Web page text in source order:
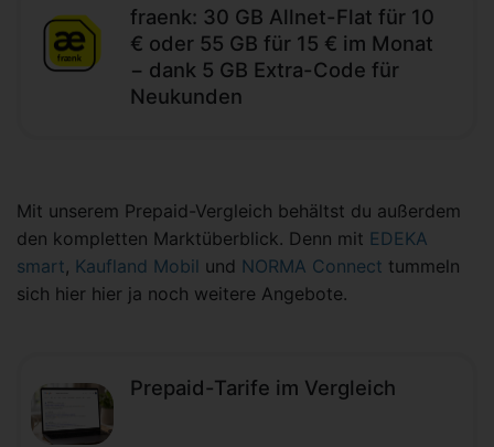
fraenk: 30 GB Allnet-Flat für 10
€ oder 55 GB für 15 € im Monat
− dank 5 GB Extra-Code für
Neukunden
Mit unserem Prepaid-Vergleich behältst du außerdem
den kompletten Marktüberblick. Denn mit EDEKA
smart, Kaufland Mobil und NORMA Connect tummeln
sich hier hier ja noch weitere Angebote.
Prepaid-Tarife im Vergleich